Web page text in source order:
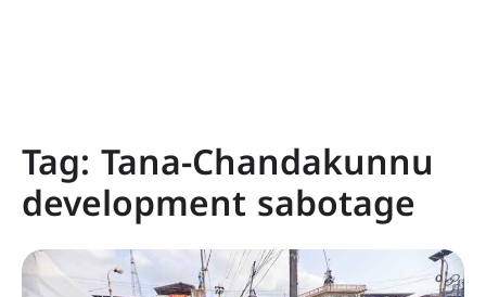
Tag: Tana-Chandakunnu
development sabotage